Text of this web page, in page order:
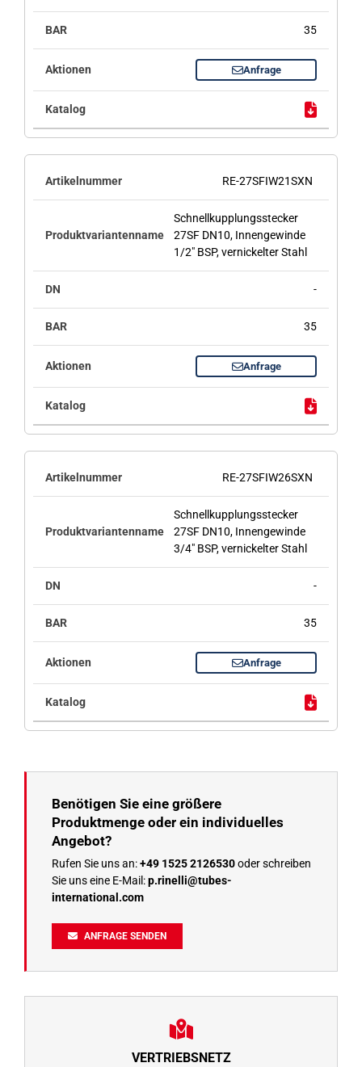
35
Anfrage
RE-27SFIW21SXN
Schnellkupplungsstecker
27SF DN10, Innengewinde
1/2" BSP, vernickelter Stahl
-
35
Anfrage
RE-27SFIW26SXN
Schnellkupplungsstecker
27SF DN10, Innengewinde
3/4" BSP, vernickelter Stahl
-
35
Anfrage
Benötigen Sie eine größere
Produktmenge oder ein individuelles
Angebot?
Rufen Sie uns an:+49 1525 2126530oder schreiben
Sie uns eine E-Mail:p.rinelli@tubes-
international.com
ANFRAGE SENDEN
VERTRIEBSNETZ